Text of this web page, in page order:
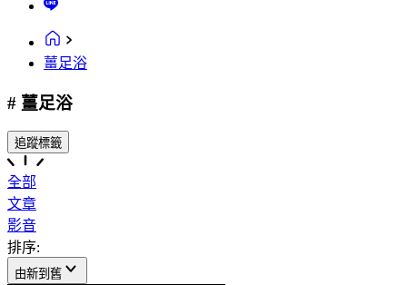
薑足浴
# 薑足浴
追蹤標籤
全部
文章
影音
排序:
由新到舊